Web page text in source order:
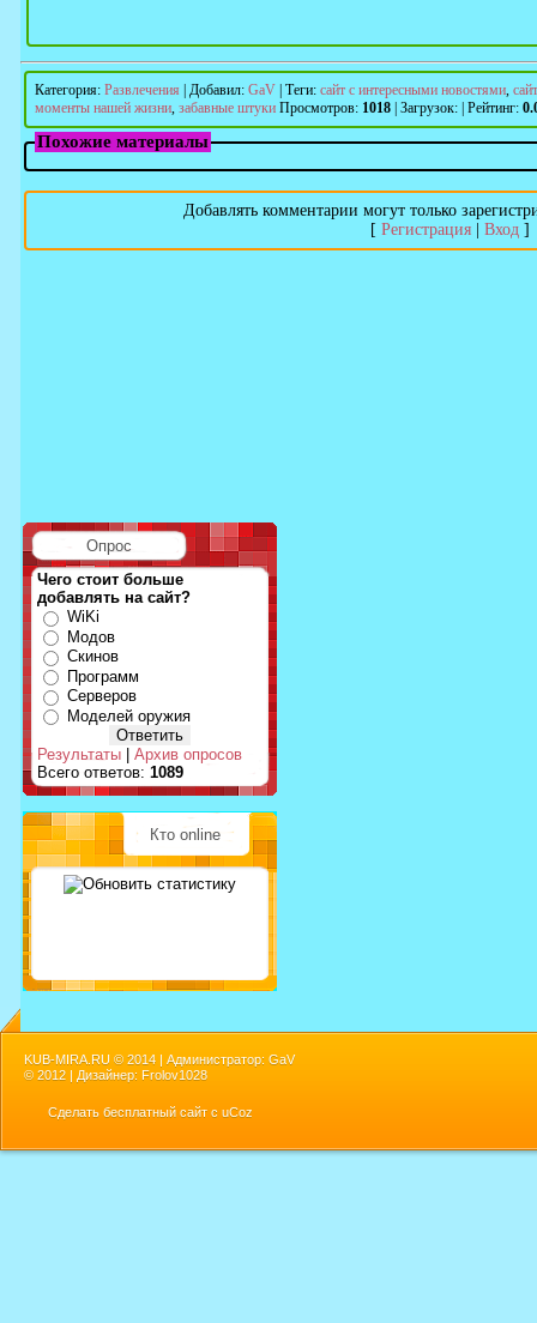
Категория: Развлечения Добавил: GaV Теги: сайт с интересными новостями,
моменты нашей жизни, забавные штуки Просмотров: 1018 Загрузок: Рейтинг:
Похожие материалы
Добавлять комментарии могут только
[ Регистрация| Вход]
Опрос
Чего стоит больше
добавлять на сайт?
WiKi
Модов
Скинов
Программ
Серверов
Моделей оружия
Результаты
Архив опросов
Всего ответов: 1089
Кто online
KUB-MIRA.RU © 2014 | Администратор: GaV
© 2012 | Дизайнер: Frolov1028
Сделать бесплатный сайт с uCoz